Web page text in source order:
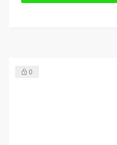
Dom a záhrada
0